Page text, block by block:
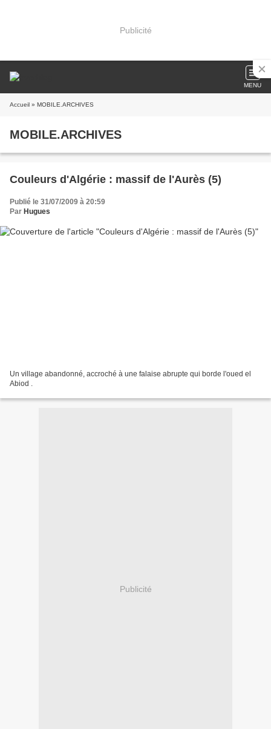
Publicité
MENU
Accueil » MOBILE.ARCHIVES
MOBILE.ARCHIVES
Couleurs d'Algérie : massif de l'Aurès (5)
Publié le 31/07/2009 à 20:59
Par Hugues
Un village abandonné, accroché à une falaise abrupte qui borde l'oued el
Abiod .
Publicité